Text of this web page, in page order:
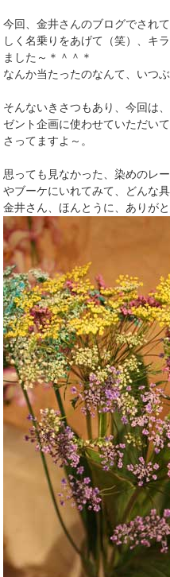
今回、金井さんのブログでされ
しく名乗りをあげて（笑）、キ
ました～＊＾＾＊
なんか当たったのなんて、いつ
そんないきさつもあり、今回は
ゼント企画に使わせていただい
さってますよ～。
思っても見なかった、染めのレ
やブーケにいれてみて、どんな
金井さん、ほんとうに、ありが